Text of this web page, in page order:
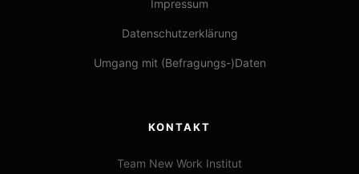
Impressum
Datenschutzerklärung
Umgang mit (Befragungs-)Daten
KONTAKT
Team New Work Institut